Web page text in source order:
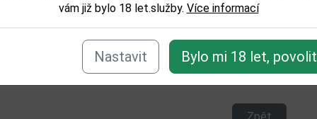
vám již bylo 18 let.služby. Více informací
Nastavit Bylo mi 18 let,
zařazeno v těchto kategoriích:
Zpět